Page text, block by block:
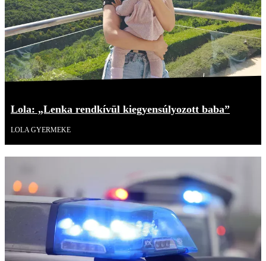
Lola: „Lenka rendkívül kiegyensúlyozott baba”
LOLA GYERMEKE